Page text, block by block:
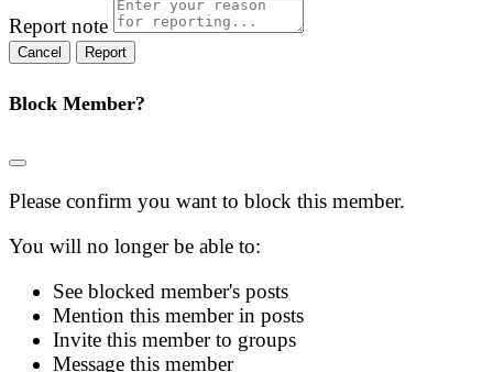
Report note
Report
Block Member?
Please confirm you want to block this member.
You will no longer be able to:
See blocked member's posts
Mention this member in posts
Invite this member to groups
Message this member